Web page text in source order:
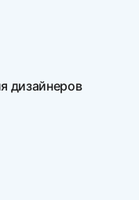
дизайнеров